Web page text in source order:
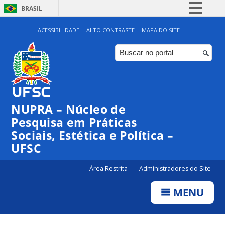
BRASIL
Simplifique!
Comunica BR
Participe
ACESSIBILIDADE ALTO CONTRASTE MAPA DO SITE
NUPRA – Núcleo de
Pesquisa em Práticas
Sociais, Estética e Política –
UFSC
Área Restrita Administradores do Site
MENU